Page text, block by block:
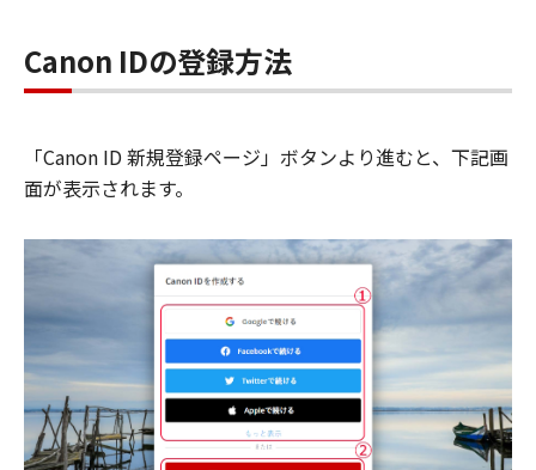
Canon IDの登録方法
「Canon ID 新規登録ページ」ボタンより進むと、下記画
面が表示されます。